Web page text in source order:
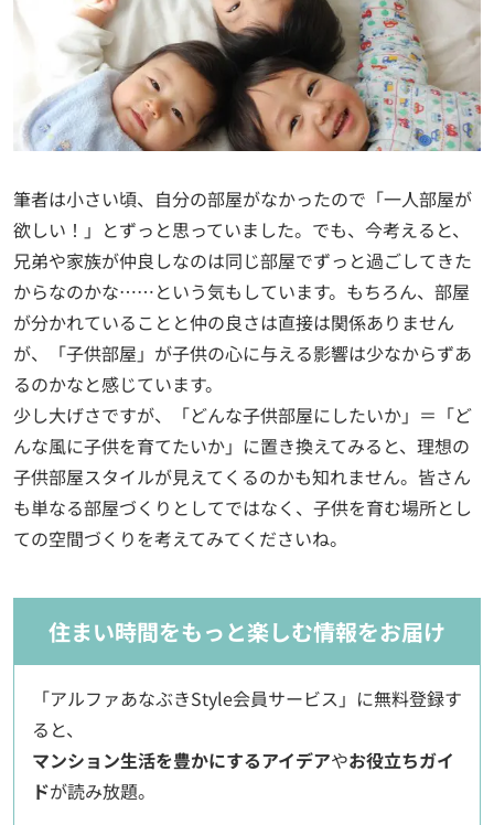
筆者は小さい頃、自分の部屋がなかったので「一人部屋が
欲しい！」とずっと思っていました。でも、今考えると、
兄弟や家族が仲良しなのは同じ部屋でずっと過ごしてきた
からなのかな……という気もしています。もちろん、部屋
が分かれていることと仲の良さは直接は関係ありません
が、「子供部屋」が子供の心に与える影響は少なからずあ
るのかなと感じています。
少し大げさですが、「どんな子供部屋にしたいか」＝「ど
んな風に子供を育てたいか」に置き換えてみると、理想の
子供部屋スタイルが見えてくるのかも知れません。皆さん
も単なる部屋づくりとしてではなく、子供を育む場所とし
ての空間づくりを考えてみてくださいね。
住まい時間をもっと楽しむ情報をお届け
「アルファあなぶきStyle会員サービス」に無料登録す
ると、
マンション生活を豊かにするアイデアやお役立ちガイ
ドが読み放題。